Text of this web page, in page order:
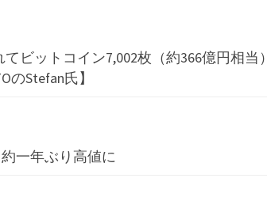
てビットコイン7,002枚（約366億円相当
のStefan氏】
約一年ぶり高値に